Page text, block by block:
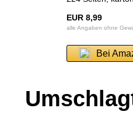
EUR 8,99
alle Angaben ohne
Bei